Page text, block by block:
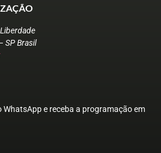
SP Brasil
WhatsApp e receba a programação em